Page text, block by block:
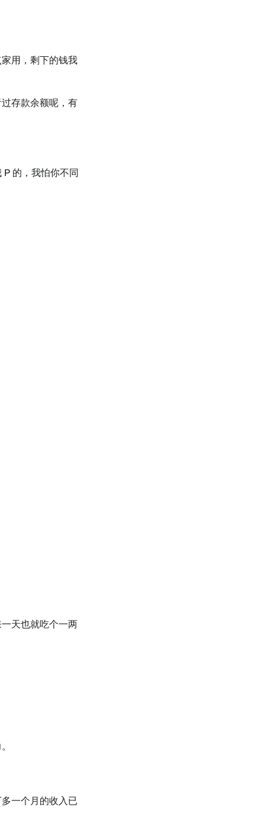
用，剩下的钱我
存款余额呢，有
的，我怕你不同
天也就吃个⼀两
⼀个月的收入已